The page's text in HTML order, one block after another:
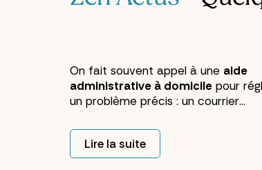
On fait souvent appel à une aide
administrative à domicile pour
un problème précis : un courrier
dossier bloqué. Ce premier coup de
main suffit à soulager. Mais quand
cette aide s'installe dans la durée,
Lire la suite